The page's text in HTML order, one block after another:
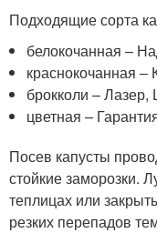
Подходящие сорта
белокочанная –
краснокочанная –
брокколи –
цветная –
Посев капусты
стойкие заморозки.
теплицах или
резких перепадов